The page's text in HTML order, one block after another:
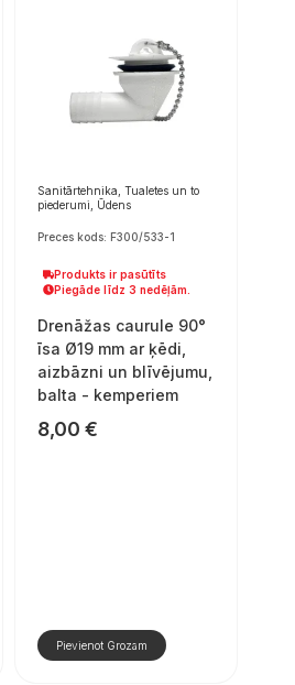
Sanitārtehnika, Tualetes un to
piederumi, Ūdens
Preces kods: F300/533-1
Produkts ir pasūtīts
Piegāde līdz 3 nedēļām.
Drenāžas caurule 90°
īsa Ø19 mm ar ķēdi,
aizbāzni un blīvējumu,
balta - kemperiem
8,00€
Pievienot Grozam